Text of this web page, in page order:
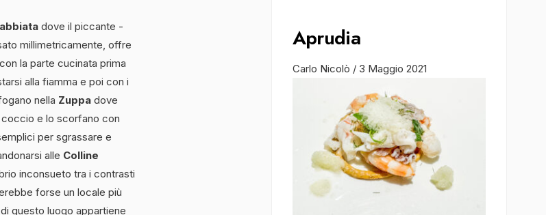
dove il piccante -
millimetricamente, offre
la parte cucinata prima
alla fiamma e poi con i
nella Zuppa dove
e lo scorfano con
per sgrassare e
alle Colline
inconsueto tra i contrasti
forse un locale più
questo luogo appartiene
Aprudia
Carlo Nicolò / 3 Maggio 2021